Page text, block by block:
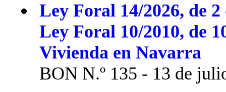
Ley Foral 14/2026, de
Ley Foral 10/2010, de
Vivienda en Navarra
BON N.º 135 - 13 de